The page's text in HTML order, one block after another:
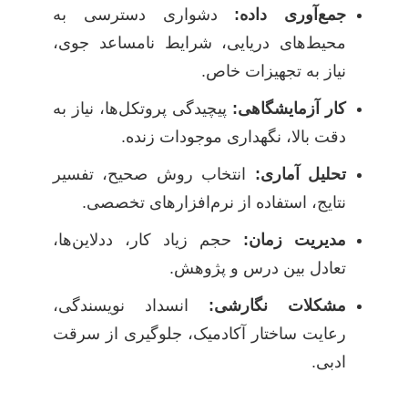
جمع‌آوری داده: دشواری دسترسی به
محیط‌های دریایی، شرایط نامساعد جوی،
نیاز به تجهیزات خاص.
کار آزمایشگاهی: پیچیدگی پروتکل‌ها، نیاز به
دقت بالا، نگهداری موجودات زنده.
تحلیل آماری: انتخاب روش صحیح، تفسیر
نتایج، استفاده از نرم‌افزارهای تخصصی.
مدیریت زمان: حجم زیاد کار، ددلاین‌ها،
تعادل بین درس و پژوهش.
مشکلات نگارشی: انسداد نویسندگی،
رعایت ساختار آکادمیک، جلوگیری از سرقت
ادبی.